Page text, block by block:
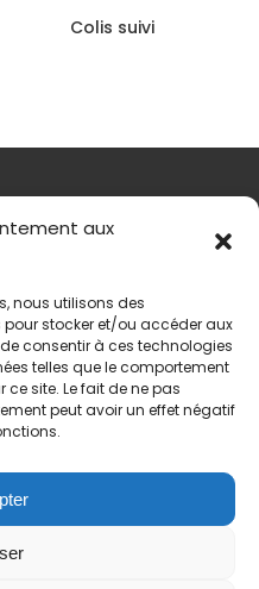
aux
nous utilisons des
stocker et/ou accéder aux
consentir à ces technologies
telles que le comportement
site. Le fait de ne pas
peut avoir un effet négatif
Colis suivi
Lyon